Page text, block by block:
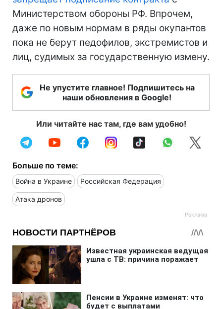
Министерством обороны РФ. Впрочем,
даже по новым нормам в ряды окупантов
пока не берут педофилов, экстремистов и
лиц, судимых за государственную измену.
Не упустите главное! Подпишитесь на
наши обновления в Google!
Или читайте нас там, где вам удобно!
Больше по теме:
Война в Украине Российская Федерация
Атака дронов